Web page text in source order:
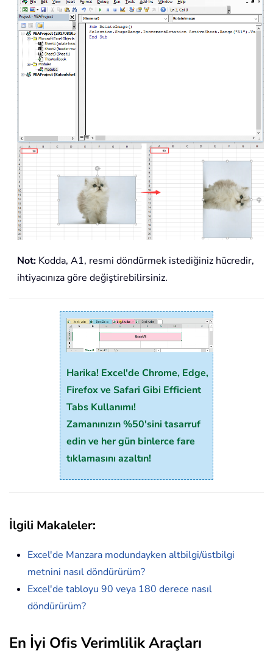
Not: Kodda, A1, resmi döndürmek istediğiniz hücredir,
ihtiyacınıza göre değiştirebilirsiniz.
Harika! Excel'de Chrome, Edge,
Firefox ve Safari Gibi Efficient
Tabs Kullanımı!
Zamanınızın %50'sini tasarruf
edin ve her gün binlerce fare
tıklamasını azaltın!
İlgili Makaleler:
Excel'de Manzara modundayken altbilgi/üstbilgi
metnini nasıl döndürürüm?
Excel'de tabloyu 90 veya 180 derece nasıl
döndürürüm?
En İyi Ofis Verimlilik Araçları